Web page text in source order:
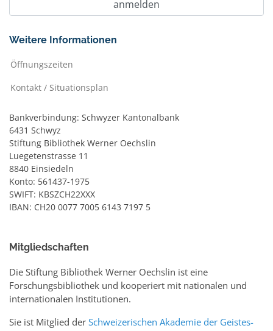
Weitere Informationen
Öffnungszeiten
Kontakt / Situationsplan
Bankverbindung: Schwyzer Kantonalbank
6431 Schwyz
Stiftung Bibliothek Werner Oechslin
Luegetenstrasse 11
8840 Einsiedeln
Konto: 561437-1975
SWIFT: KBSZCH22XXX
IBAN: CH20 0077 7005 6143 7197 5
Mitgliedschaften
Die Stiftung Bibliothek Werner Oechslin ist eine
Forschungsbibliothek und kooperiert mit nationalen und
internationalen Institutionen.
Sie ist Mitglied der Schweizerischen Akademie der Geistes-